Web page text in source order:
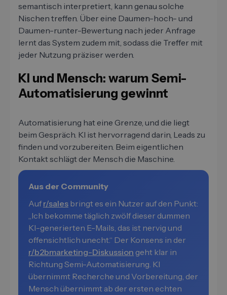
semantisch interpretiert, kann genau solche
Nischen treffen. Über eine Daumen-hoch- und
Daumen-runter-Bewertung nach jeder Anfrage
lernt das System zudem mit, sodass die Treffer mit
jeder Nutzung präziser werden.
KI und Mensch: warum Semi-
Automatisierung gewinnt
Automatisierung hat eine Grenze, und die liegt
beim Gespräch. KI ist hervorragend darin, Leads zu
finden und vorzubereiten. Beim eigentlichen
Kontakt schlägt der Mensch die Maschine.
Aus der Community
Auf r/sales bringt es ein Nutzer auf den Punkt:
„Ich bekomme täglich zwölf dieser dummen
KI-generierten E-Mails, das ist nervig und
offensichtlich unecht.“ Der Konsens in der
r/b2bmarketing-Diskussion geht klar in
Richtung Semi-Automatisierung. KI
übernimmt Recherche und Vorbereitung, der
Mensch übernimmt ab der ersten echten